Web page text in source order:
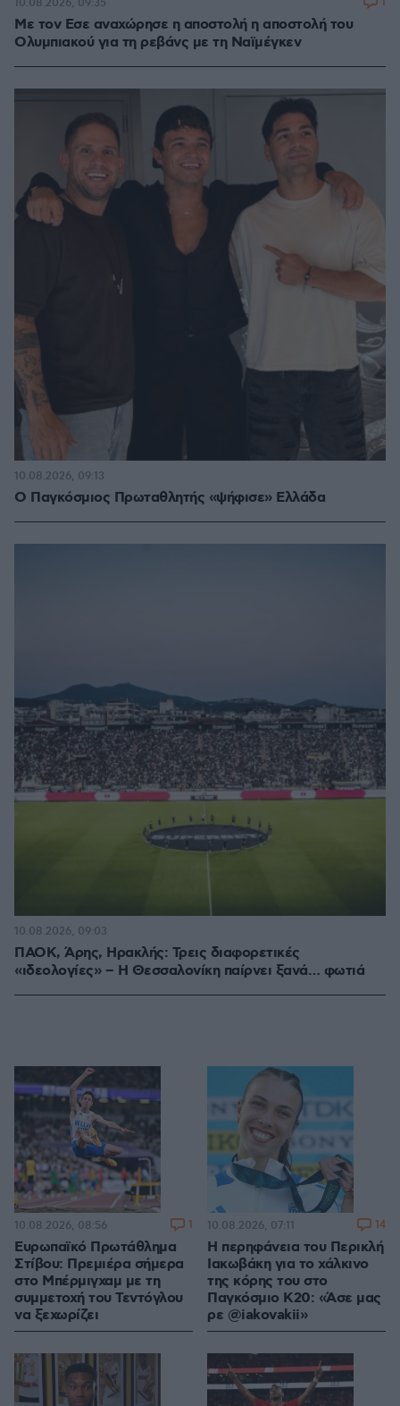
Με τον Εσε αναχώρησε η αποστολή η αποστολή του
Ολυμπιακού για τη ρεβάνς με τη Ναϊμέγκεν
10.08.2026, 09:35
Ο Παγκόσμιος Πρωταθλητής «ψήφισε» Ελλάδα
10.08.2026, 09:13
ΠΑΟΚ, Άρης, Ηρακλής: Τρεις διαφορετικές
«ιδεολογίες» – Η Θεσσαλονίκη παίρνει ξανά… φωτιά
10.08.2026, 09:03
Ευρωπαϊκό Πρωτάθλημα
Στίβου: Πρεμιέρα σήμερα
στο Μπέρμιγχαμ με τη
συμμετοχή του Τεντόγλου
να ξεχωρίζει
10.08.2026, 08:56 1
Η περηφάνεια του Περικλή
Ιακωβάκη για το χάλκινο
της κόρης του στο
Παγκόσμιο Κ20: «Άσε μας
ρε @iakovakii»
10.08.2026, 07:11 14